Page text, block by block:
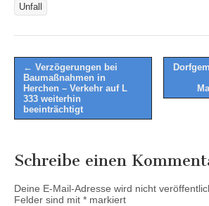
Unfall
Post
navigation
← Verzögerungen bei
Baumaßnahmen in
Herchen – Verkehr auf L
333 weiterhin
beeinträchtigt
Schreibe einen
Deine E-Mail-Adresse wird nicht
Felder sind mit * markiert